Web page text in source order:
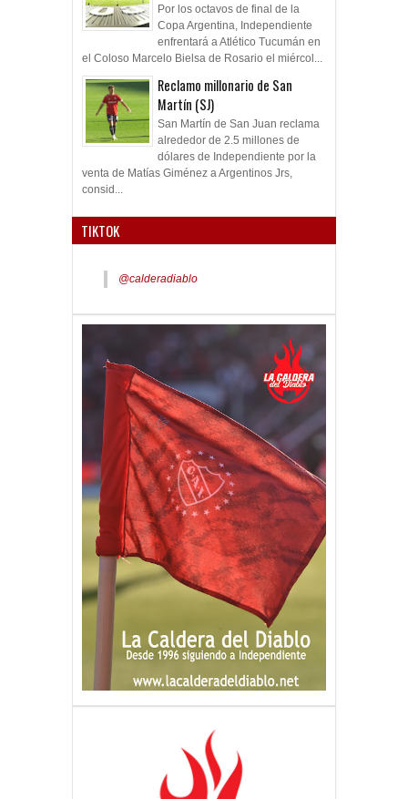
Por los octavos de final de la
Copa Argentina, Independiente
enfrentará a Atlético Tucumán en
el Coloso Marcelo Bielsa de Rosario el miércol...
Reclamo millonario de San
Martín (SJ)
San Martín de San Juan reclama
alrededor de 2.5 millones de
dólares de Independiente por la
venta de Matías Giménez a Argentinos Jrs,
consid...
TIKTOK
@calderadiablo